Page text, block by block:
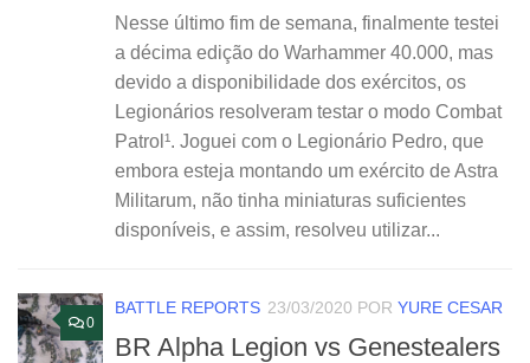
Nesse último fim de semana, finalmente testei
a décima edição do Warhammer 40.000, mas
devido a disponibilidade dos exércitos, os
Legionários resolveram testar o modo Combat
Patrol¹. Joguei com o Legionário Pedro, que
embora esteja montando um exército de Astra
Militarum, não tinha miniaturas suficientes
disponíveis, e assim, resolveu utilizar...
0
BATTLE REPORTS 23/03/2020 POR YURE CESAR
BR Alpha Legion vs Genestealers